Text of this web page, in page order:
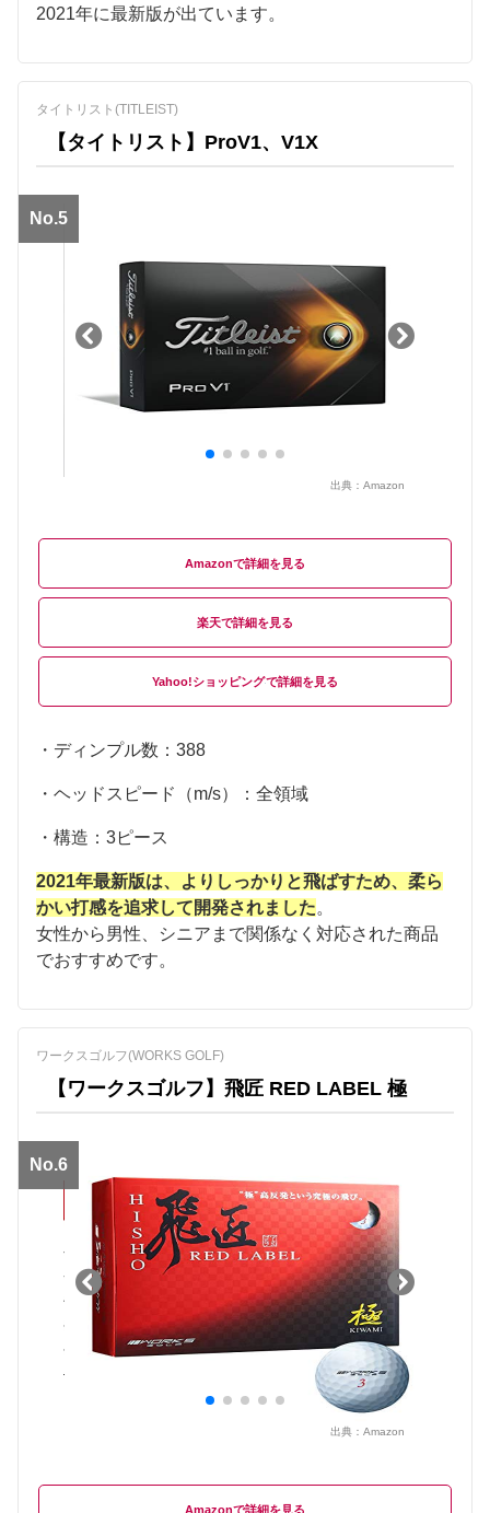
2021年に最新版が出ています。
タイトリスト(TITLEIST)
【タイトリスト】ProV1、V1X
No.5
出典： Amazon
Amazon
楽天
Yahoo!ショッピング
・ディンプル数：388
・ヘッドスピード（m/s）：全領域
・構造：3ピース
2021年最新版は、よりしっかりと飛ばすため、柔ら
かい打感を追求して開発されました。
女性から男性、シニアまで関係なく対応された商品
でおすすめです。
ワークスゴルフ(WORKS GOLF)
【ワークスゴルフ】飛匠 RED LABEL 極
No.6
出典： Amazon
Amazon